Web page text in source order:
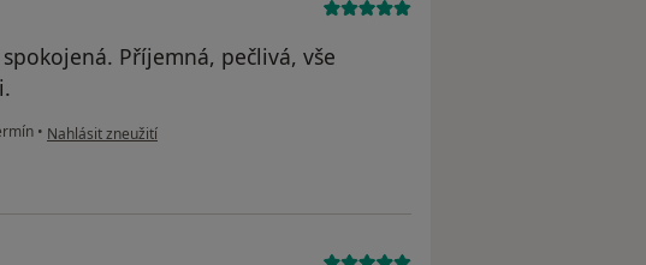
Příjemná, pečlivá, vše
• podle názoru uživatele E. V.
Nahlásit zneužití